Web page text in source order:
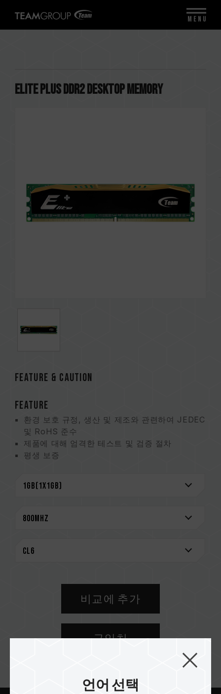
ELITE PLUS DDR2 DESKTOP MEMORY
FEATURE & CAUTION
FEATURE
환경 보호 규정, 생산 및 제조와 관련하여 JEDEC
및 RoHS 준수
제품에 대해 엄격한 테스트 및 검증 절차
평생 보증
비교에 추가
구입처
언어 선택
MENU